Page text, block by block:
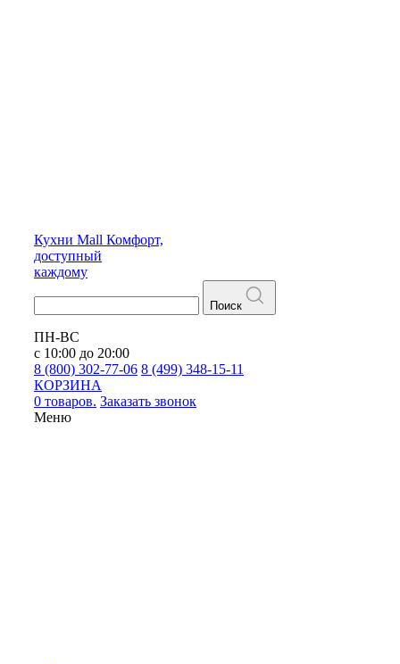
Кухни Mall Комфорт,
доступный
каждому
Поиск
ПН-ВС
с 10:00 до 20:00
8 (800) 302-77-06 8 (499) 348-15-11
КОРЗИНА
0 товаров. Заказать звонок
Меню